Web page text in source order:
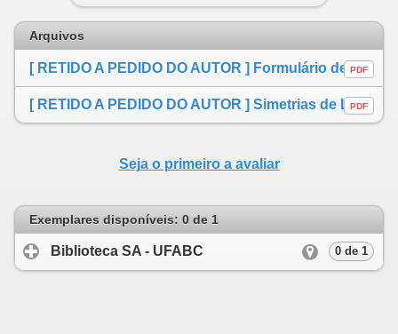
Arquivos
[ RETIDO A PEDIDO DO AUTOR ] Formulário de autorização
PDF
[ RETIDO A PEDIDO DO AUTOR ] Simetrias de Lie e leis de conservação de equações evolutivas do tipo Korteweg-de Vries
PDF
Seja o primeiro a avaliar
Exemplares disponíveis: 0 de 1
Biblioteca SA - UFABC 0 de 1
click to expand